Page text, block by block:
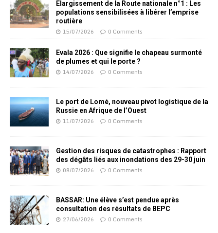
Elargissement de la Route nationale n°1 : Les
populations sensibilisées à libérer l’emprise
routière
15/07/2026 0 Comments
Evala 2026 : Que signifie le chapeau surmonté
de plumes et qui le porte ?
14/07/2026 0 Comments
Le port de Lomé, nouveau pivot logistique de la
Russie en Afrique de l’Ouest
11/07/2026 0 Comments
Gestion des risques de catastrophes : Rapport
des dégâts liés aux inondations des 29-30 juin
08/07/2026 0 Comments
BASSAR: Une élève s’est pendue après
consultation des résultats de BEPC
27/06/2026 0 Comments